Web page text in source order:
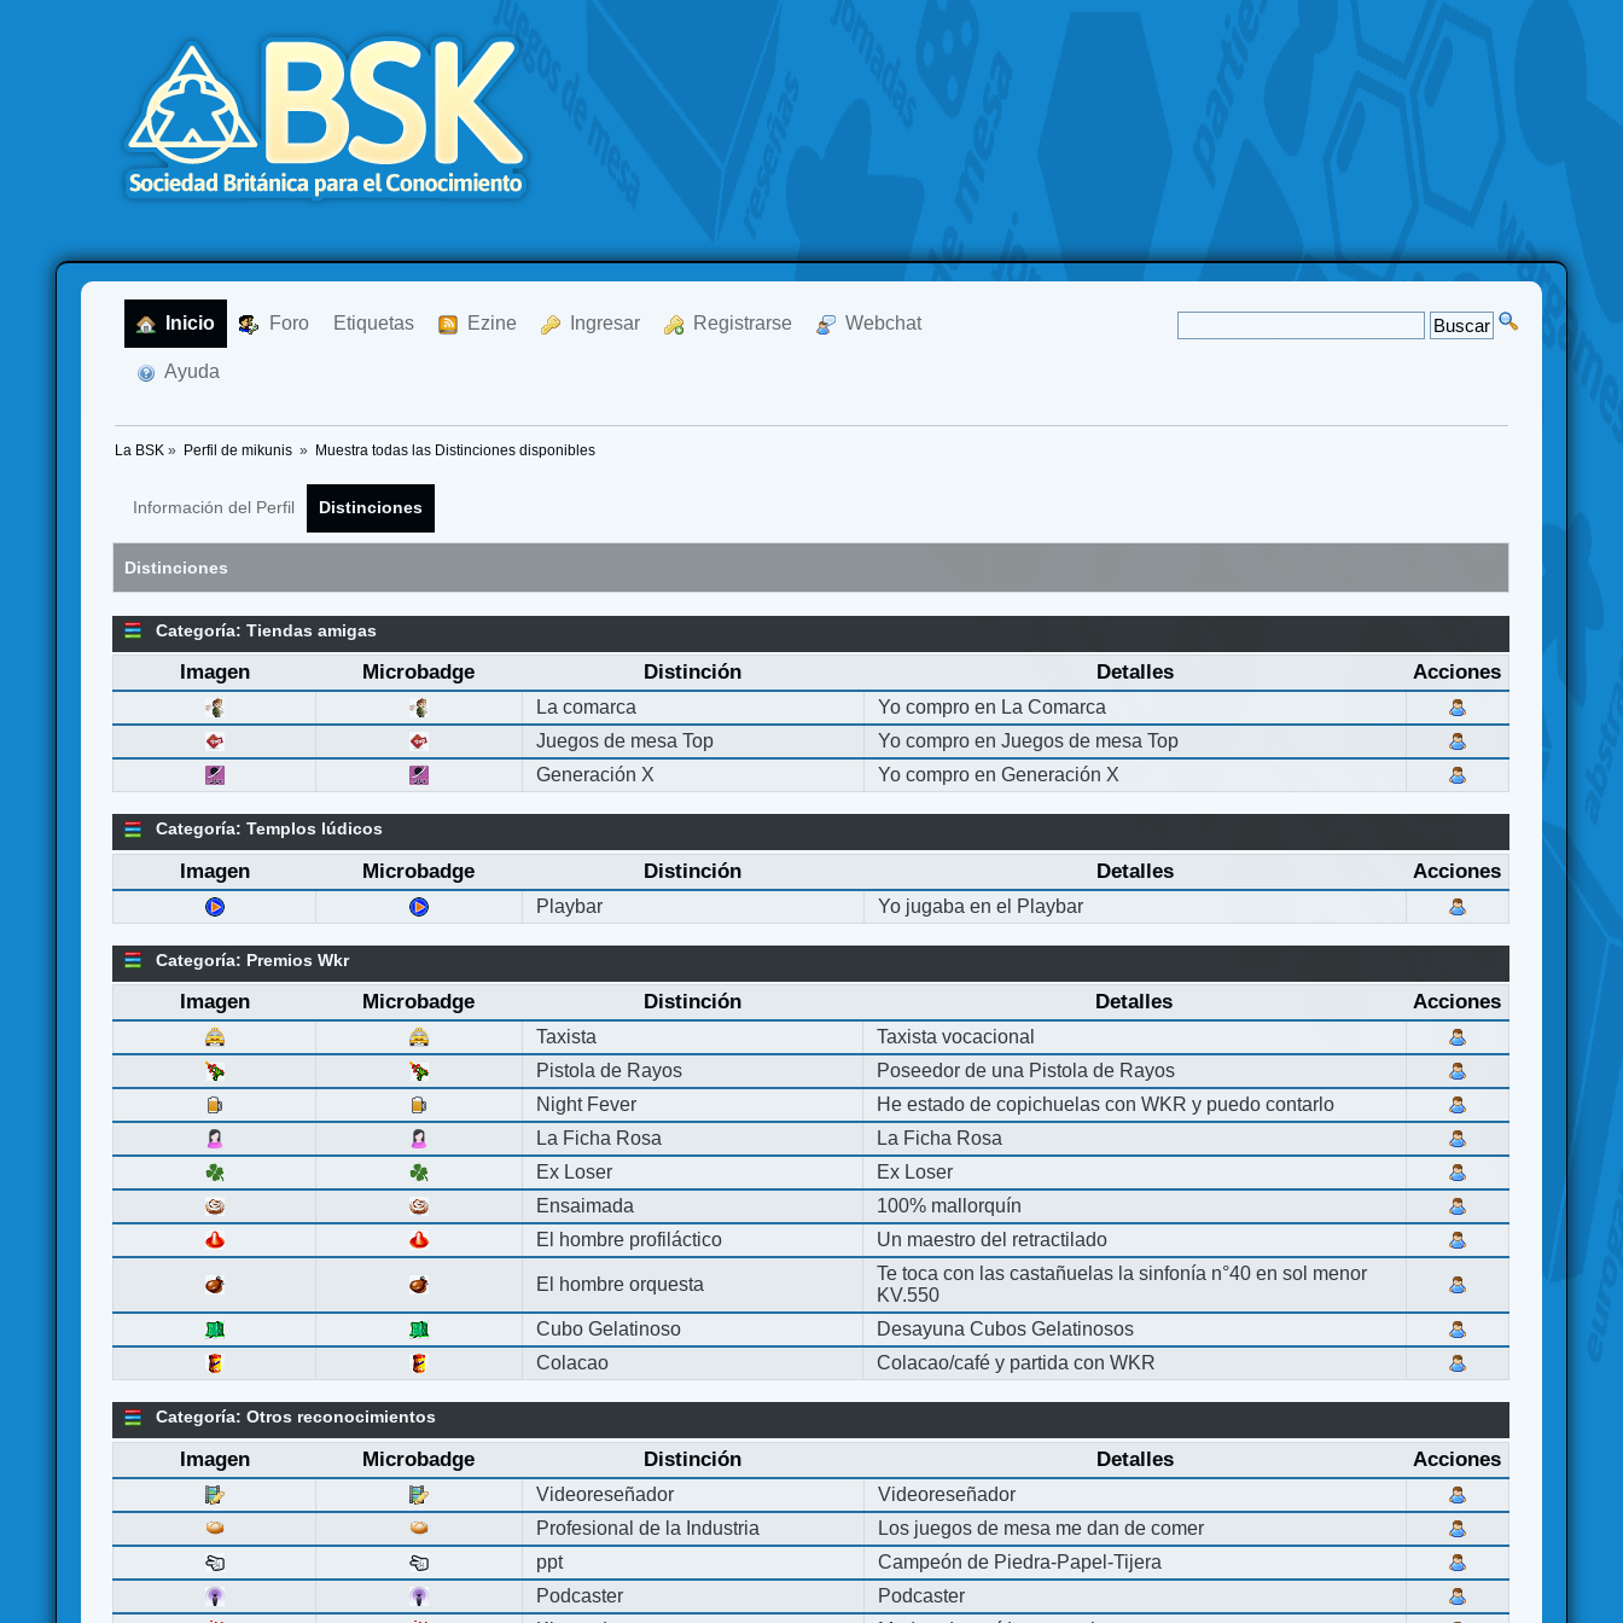
Inicio Foro Etiquetas Ezine Ingresar Registrarse Webchat
Ayuda
La BSK » Perfil de mikunis » Muestra todas las Distinciones disponibles
Información del Perfil Distinciones
Distinciones
Categoría: Tiendas amigas
Imagen Microbadge Distinción Detalles Acciones
La comarca
Yo compro en La Comarca
Juegos de mesa Top
Yo compro en Juegos de mesa Top
Generación X
Yo compro en Generación X
Categoría: Templos lúdicos
Imagen Microbadge Distinción Detalles Acciones
Playbar Yo jugaba en el Playbar
Categoría: Premios Wkr
Imagen Microbadge Distinción Detalles Acciones
Taxista
Taxista vocacional
Pistola de Rayos
Poseedor de una Pistola de Rayos
Night Fever
He estado de copichuelas con WKR y puedo contarlo
La Ficha Rosa
La Ficha Rosa
Ex Loser
Ex Loser
Ensaimada
100% mallorquín
El hombre profiláctico
Un maestro del retractilado
El hombre orquesta
Te toca con las castañuelas la sinfonía n°40 en sol menor
KV.550
Cubo Gelatinoso
Desayuna Cubos Gelatinosos
Colacao
Colacao/café y partida con WKR
Categoría: Otros reconocimientos
Imagen Microbadge Distinción Detalles Acciones
Videoreseñador
Videoreseñador
Profesional de la Industria
Los juegos de mesa me dan de comer
ppt
Campeón de Piedra-Papel-Tijera
Podcaster
Podcaster